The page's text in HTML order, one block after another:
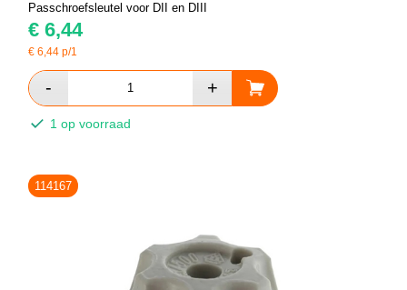
Passchroefsleutel voor DII en DIII
€ 6,44
€6,44 p/1
1 op voorraad
114167